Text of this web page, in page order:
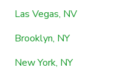
Las Vegas, NV
Brooklyn, NY
New York, NY